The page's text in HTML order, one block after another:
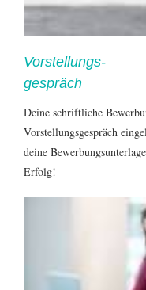
Vorstellungs-
gespräch
Deine schriftliche
Vorstellungsgespräch
deine
Erfolg!